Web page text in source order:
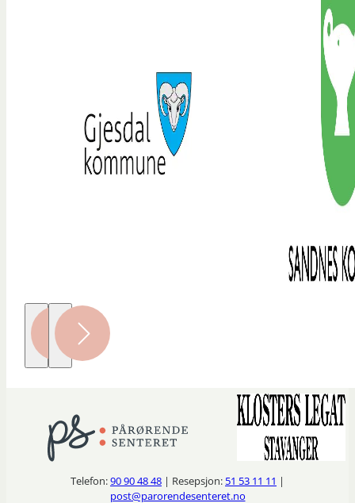
Telefon:90 90 48 48 | Resepsjon: 51 53 11 11 |
post@parorendesenteret.no